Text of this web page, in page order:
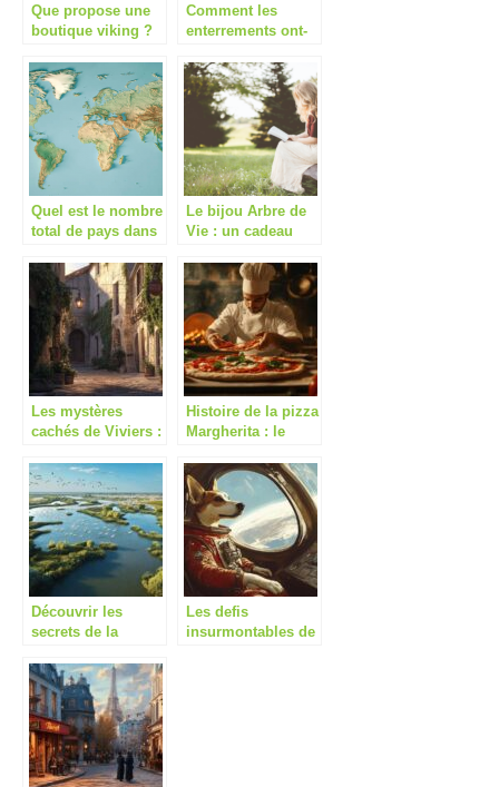
Que propose une
boutique viking ?
Comment les
enterrements ont-
des siecles ?
Quel est le nombre
total de pays dans
?
Le bijou Arbre de
Vie : un cadeau
celebrer la famille
Les mystères
cachés de Viviers :
fascinantes qui
hantent la cité
médiévale
Histoire de la pizza
Margherita : le
recette aux
couleurs de l’Italie
Découvrir les
secrets de la
les traditions
gitanes des
Saintes-Maries
Les defis
insurmontables de